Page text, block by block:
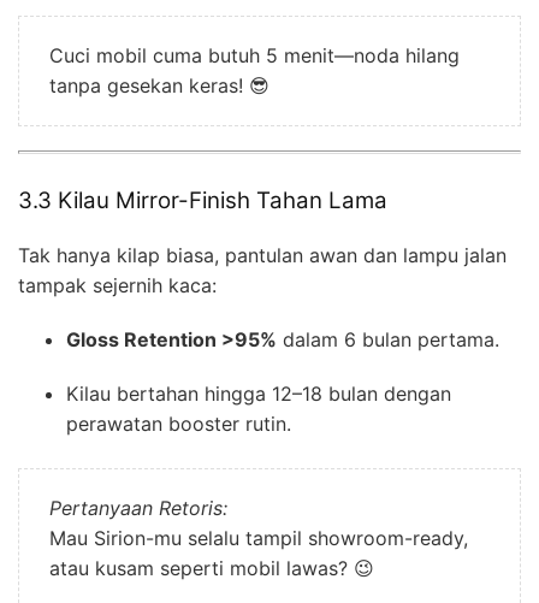
Cuci mobil cuma butuh 5 menit—noda hilang
tanpa gesekan keras! 😎
3.3 Kilau Mirror-Finish Tahan Lama
Tak hanya kilap biasa, pantulan awan dan lampu jalan
tampak sejernih kaca:
Gloss Retention >95% dalam 6 bulan pertama.
Kilau bertahan hingga 12–18 bulan dengan
perawatan booster rutin.
Pertanyaan Retoris:
Mau Sirion-mu selalu tampil showroom-ready,
atau kusam seperti mobil lawas? 😉